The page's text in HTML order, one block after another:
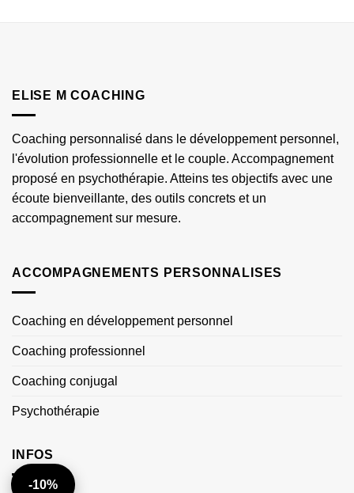
ELISE M COACHING
Coaching personnalisé dans le développement personnel,
l'évolution professionnelle et le couple. Accompagnement
proposé en psychothérapie. Atteins tes objectifs avec une
écoute bienveillante, des outils concrets et un
accompagnement sur mesure.
ACCOMPAGNEMENTS PERSONNALISES
Coaching en développement personnel
Coaching professionnel
Coaching conjugal
Psychothérapie
INFOS
-10%